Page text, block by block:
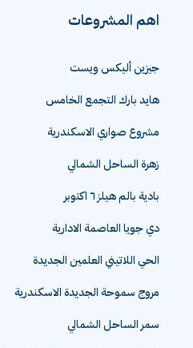
اهم المشروعات
جيزين أليكس ويست
هايد بارك التجمع الخامس
مشروع صواري الاسكندرية
زهرة الساحل الشمالي
بادية بالم هيلز ٦ اكتوبر
دي جويا العاصمة الادارية
الحي اللاتيني العلمين الجديدة
مروج سموحة الجديدة الاسكندرية
سمر الساحل الشمالي